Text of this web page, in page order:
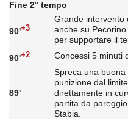
Fine 2° tempo
90'+3
Grande intervento
anche su
per supportare il
90'+2 Concessi 5 minuti
89'
Spreca una
punizione dal
direttamente in
partita da
Stabia.